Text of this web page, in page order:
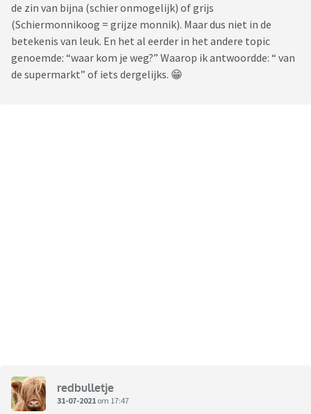
de zin van bijna (schier onmogelijk) of grijs
(Schiermonnikoog = grijze monnik). Maar dus niet in de
betekenis van leuk. En het al eerder in het andere topic
genoemde: “waar kom je weg?” Waarop ik antwoordde: “ van
de supermarkt” of iets dergelijks. 😁
redbulletje
31-07-2021 om 17:47